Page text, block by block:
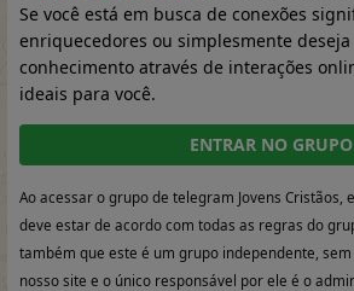
Se você está em busca de conexões
enriquecedores ou simplesmente
conhecimento através de interações
ideais para você.
ENTRAR NO GRUPO
Ao acessar o grupo de telegram Jovens Cristãos,
deve estar de acordo com todas as regras do
também que este é um grupo independente,
nosso site e o único responsável por ele é o